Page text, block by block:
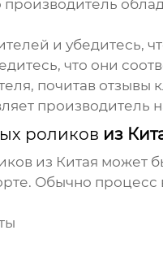
производитель
и убедитесь,
что они
почитав отзывы
производитель
роликов из
из Китая может
Обычно